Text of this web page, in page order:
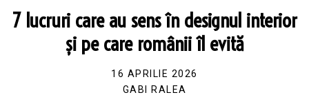
7 lucruri care au sens în designul interior
și pe care românii îl evită
16 APRILIE 2026
GABI RALEA